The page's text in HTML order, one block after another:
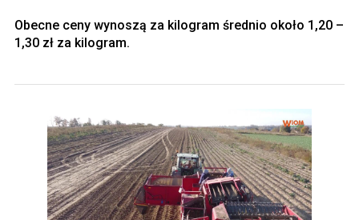
Obecne ceny wynoszą za kilogram średnio około 1,20 –
1,30 zł za kilogram.